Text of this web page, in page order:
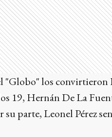
los convirtieron
19, Hernán De La
parte, Leonel Pérez